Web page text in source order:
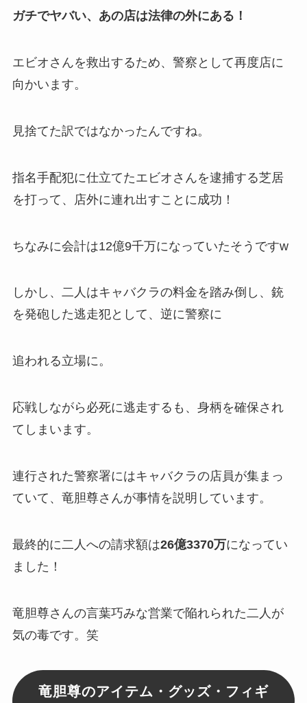
ガチでヤバい、あの店は法律の外にある！
エビオさんを救出するため、警察として再度店に
向かいます。
見捨てた訳ではなかったんですね。
指名手配犯に仕立てたエビオさんを逮捕する芝居
を打って、店外に連れ出すことに成功！
ちなみに会計は12億9千万になっていたそうですw
しかし、二人はキャバクラの料金を踏み倒し、銃
を発砲した逃走犯として、逆に警察に
追われる立場に。
応戦しながら必死に逃走するも、身柄を確保され
てしまいます。
連行された警察署にはキャバクラの店員が集まっ
ていて、竜胆尊さんが事情を説明しています。
最終的に二人への請求額は26億3370万になってい
ました！
竜胆尊さんの言葉巧みな営業で陥れられた二人が
気の毒です。笑
竜胆尊のアイテム・グッズ・フィギ